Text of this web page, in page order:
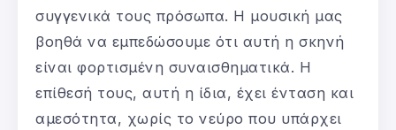
συγγενικά τους πρόσωπα. Η μουσική μας
βοηθά να εμπεδώσουμε ότι αυτή η σκηνή
είναι φορτισμένη συναισθηματικά. Η
επίθεσή τους, αυτή η ίδια, έχει ένταση και
αμεσότητα, χωρίς το νεύρο που υπάρχει